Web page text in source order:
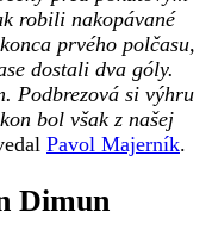
robili nakopávané
prvého polčasu,
dostali dva góly.
Podbrezová si výhru
bol však z našej
Pavol Majerník.
Dimun